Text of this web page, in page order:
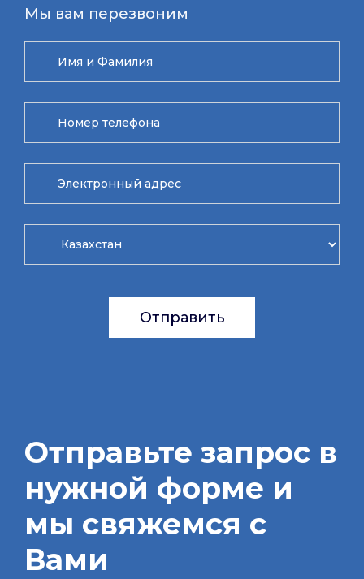
Мы вам перезвоним
Отправить
Отправьте запрос в
нужной форме и
мы свяжемся с
Вами